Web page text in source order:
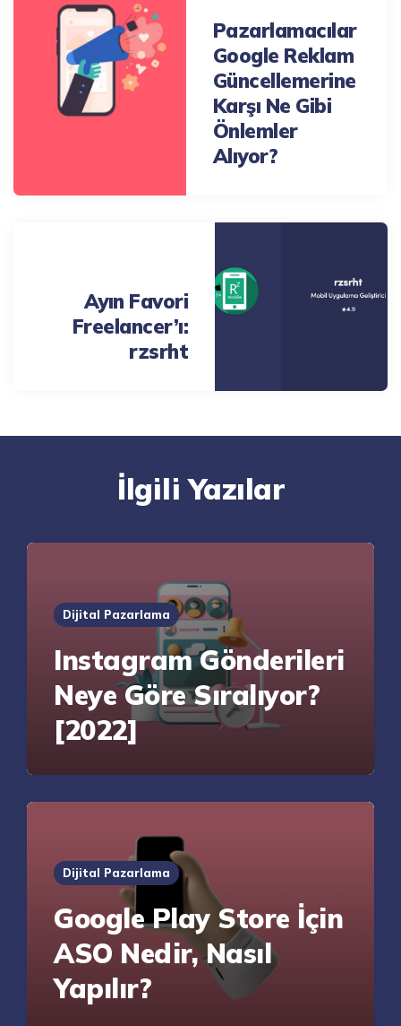
Pazarlamacılar
Google Reklam
Güncellemerine
Karşı Ne Gibi
Önlemler
Alıyor?
Ayın Favori
Freelancer’ı:
rzsrht
İlgili Yazılar
Dijital Pazarlama
Instagram Gönderileri
Neye Göre Sıralıyor?
[2022]
Dijital Pazarlama
Google Play Store İçin
ASO Nedir, Nasıl
Yapılır?